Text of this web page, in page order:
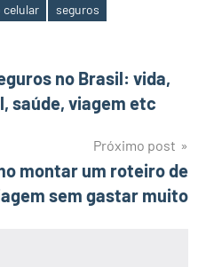
celular seguros
no Brasil: vida,
saúde, viagem etc
Próximo post
montar um roteiro de
sem gastar muito